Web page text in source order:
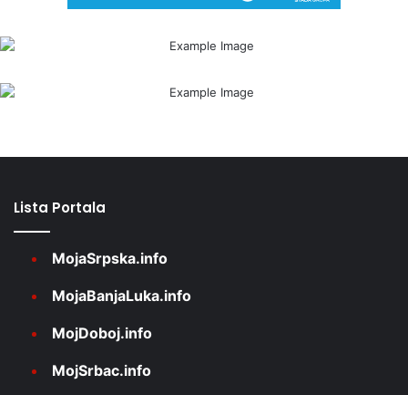
Lista Portala
MojaSrpska.info
MojaBanjaLuka.info
MojDoboj.info
MojSrbac.info